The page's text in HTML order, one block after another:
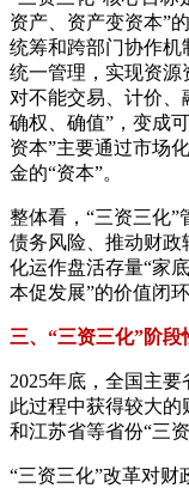
资产、资产变资本”
统筹和跨部门协作机
统一管理，实现资源
对不能交易、计价、
确权、确值”，变成
资本”主要通过市场
金的“资本”。
整体看，“三资三化
债务风险、推动财政
化运作盘活存量“家
本促发展”的价值闭环
三、“三资三化”阶段
2025年底，全国主
此过程中获得较大
和江苏省等省份“三
“三资三化”改革对